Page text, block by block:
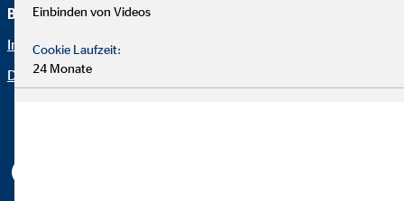
Beraterseite
Impressum
Datenschutz
Einbinden von Videos
Cookie Laufzeit:
24 Monate